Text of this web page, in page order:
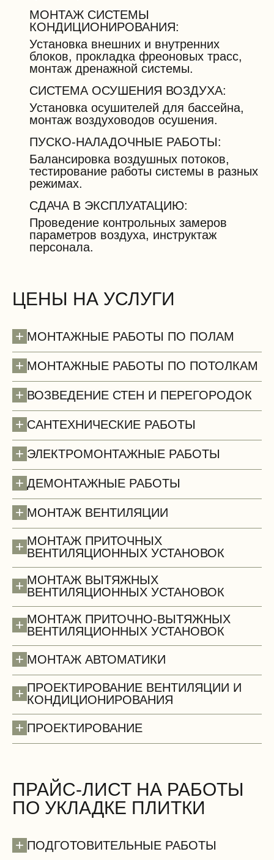
МОНТАЖ СИСТЕМЫ
КОНДИЦИОНИРОВАНИЯ:
Установка внешних и внутренних
блоков, прокладка фреоновых трасс,
монтаж дренажной системы.
СИСТЕМА ОСУШЕНИЯ ВОЗДУХА:
Установка осушителей для бассейна,
монтаж воздуховодов осушения.
ПУСКО-НАЛАДОЧНЫЕ РАБОТЫ:
Балансировка воздушных потоков,
тестирование работы системы в разных
режимах.
СДАЧА В ЭКСПЛУАТАЦИЮ:
Проведение контрольных замеров
параметров воздуха, инструктаж
персонала.
ЦЕНЫ НА УСЛУГИ
+ МОНТАЖНЫЕ РАБОТЫ ПО ПОЛАМ
+ МОНТАЖНЫЕ РАБОТЫ ПО ПОТОЛКАМ
+ ВОЗВЕДЕНИЕ СТЕН И ПЕРЕГОРОДОК
+ САНТЕХНИЧЕСКИЕ РАБОТЫ
+ ЭЛЕКТРОМОНТАЖНЫЕ РАБОТЫ
+ ДЕМОНТАЖНЫЕ РАБОТЫ
Полы (демонтаж)
+ МОНТАЖ ВЕНТИЛЯЦИИ
+ МОНТАЖ ПРИТОЧНЫХ
ВЕНТИЛЯЦИОННЫХ УСТАНОВОК
+ МОНТАЖ ВЫТЯЖНЫХ
ВЕНТИЛЯЦИОННЫХ УСТАНОВОК
+ МОНТАЖ ПРИТОЧНО-ВЫТЯЖНЫХ
ВЕНТИЛЯЦИОННЫХ УСТАНОВОК
+ МОНТАЖ АВТОМАТИКИ
+ ПРОЕКТИРОВАНИЕ ВЕНТИЛЯЦИИ И
КОНДИЦИОНИРОВАНИЯ
+ ПРОЕКТИРОВАНИЕ
ПРАЙС-ЛИСТ НА РАБОТЫ
ПО УКЛАДКЕ ПЛИТКИ
+ ПОДГОТОВИТЕЛЬНЫЕ РАБОТЫ